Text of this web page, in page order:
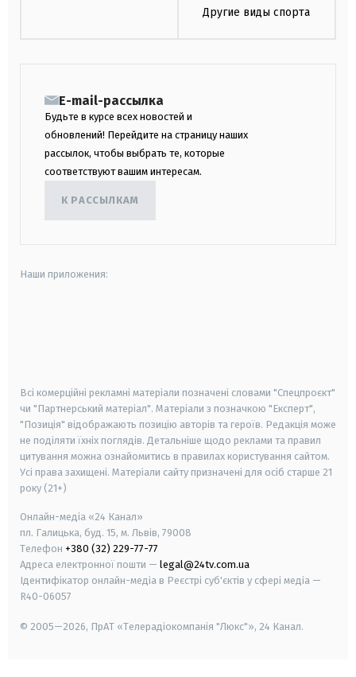
Другие виды спорта
E-mail-рассылка
Будьте в курсе всех новостей и
обновлений! Перейдите на страницу наших
рассылок, чтобы выбрать те, которые
соответствуют вашим интересам.
К РАССЫЛКАМ
Наши приложения:
Всі комерційні рекламні матеріали позначені словами "Спецпроєкт"
чи "Партнерський матеріал". Матеріали з позначкою "Експерт",
"Позиція" відображають позицію авторів та героїв. Редакція може
не поділяти їхніх поглядів. Детальніше щодо реклами та правил
цитування можна ознайомитись в правилах користування сайтом.
Усі права захищені. Матеріали сайту призначені для осіб старше 21
року (21+)
Онлайн-медіа «24 Канал»
пл. Галицька, буд. 15, м. Львів, 79008
Телефон +380 (32) 229-77-77
Адреса електронної пошти — legal@24tv.com.ua
Ідентифікатор онлайн-медіа в Реєстрі суб'єктів у сфері медіа —
R40-06057
© 2005—2026, ПрАТ «Телерадіокомпанія "Люкс"», 24 Канал.